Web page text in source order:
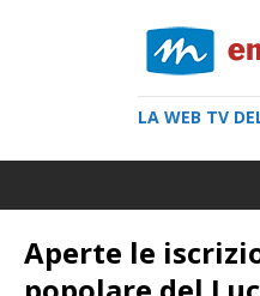
LA WEB TV
Aperte le